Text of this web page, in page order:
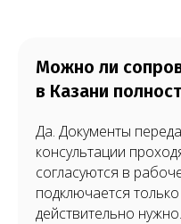
Можно ли
в Казани
Да. Документы
консультации
согласуются в
подключается
действительно нужно.